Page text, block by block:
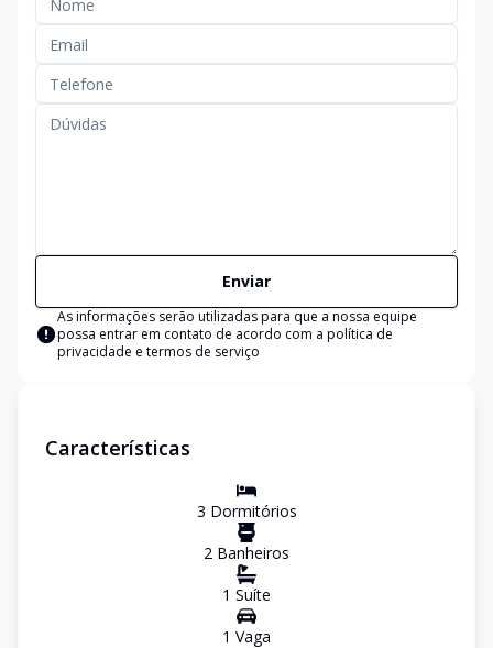
Enviar
As informações serão utilizadas para que a nossa equipe
possa entrar em contato de acordo com a política de
privacidade e termos de serviço
Características
3 Dormitórios
2 Banheiros
1 Suíte
1 Vaga